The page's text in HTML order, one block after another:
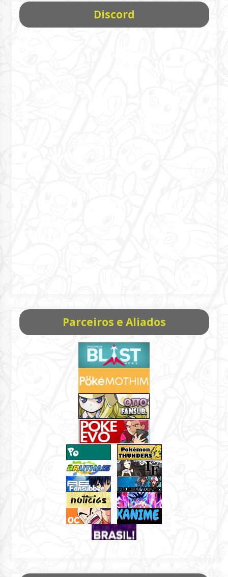
Discord
Parceiros e Aliados